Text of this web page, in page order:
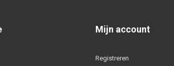
Mijn account
Registreren